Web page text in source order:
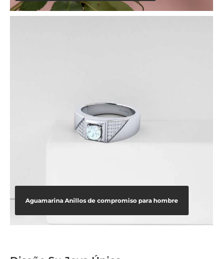
Aguamarina Anillos de compromiso para hombre